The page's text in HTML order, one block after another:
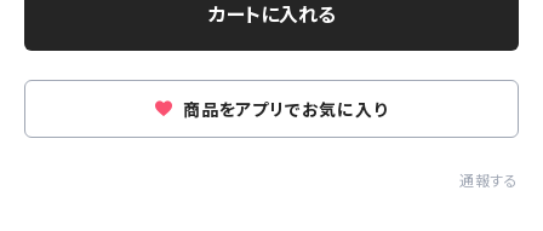
カートに入れる
商品をアプリでお気に入り
通報する